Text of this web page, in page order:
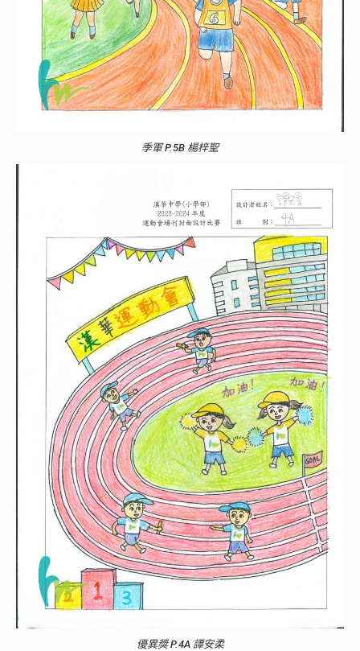
季軍 P.5B 楊梓聖
優異獎 P.4A 譚安柔